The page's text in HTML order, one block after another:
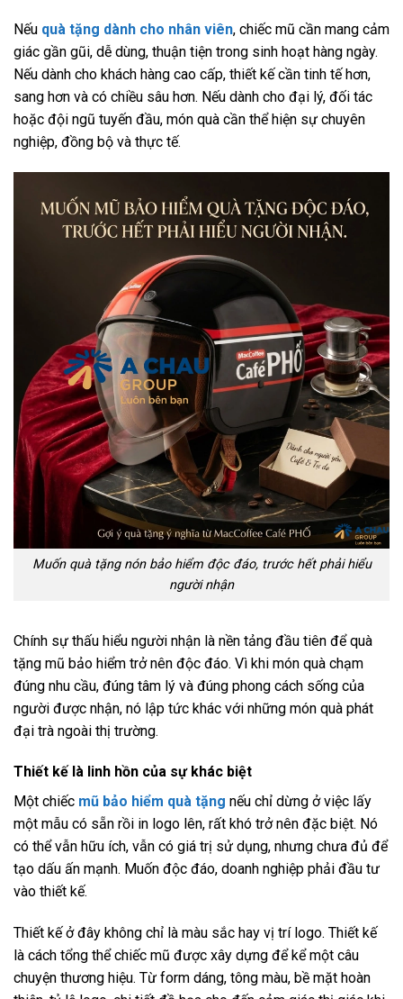
Nếu quà tặng dành cho nhân viên, chiếc mũ cần mang cảm
giác gần gũi, dễ dùng, thuận tiện trong sinh hoạt hàng ngày.
Nếu dành cho khách hàng cao cấp, thiết kế cần tinh tế hơn,
sang hơn và có chiều sâu hơn. Nếu dành cho đại lý, đối tác
hoặc đội ngũ tuyến đầu, món quà cần thể hiện sự chuyên
nghiệp, đồng bộ và thực tế.
Muốn quà tặng nón bảo hiểm độc đáo, trước hết phải hiểu
người nhận
Chính sự thấu hiểu người nhận là nền tảng đầu tiên để quà
tặng mũ bảo hiểm trở nên độc đáo. Vì khi món quà chạm
đúng nhu cầu, đúng tâm lý và đúng phong cách sống của
người được nhận, nó lập tức khác với những món quà phát
đại trà ngoài thị trường.
Thiết kế là linh hồn của sự khác biệt
Một chiếc mũ bảo hiểm quà tặng nếu chỉ dừng ở việc lấy
một mẫu có sẵn rồi in logo lên, rất khó trở nên đặc biệt. Nó
có thể vẫn hữu ích, vẫn có giá trị sử dụng, nhưng chưa đủ để
tạo dấu ấn mạnh. Muốn độc đáo, doanh nghiệp phải đầu tư
vào thiết kế.
Thiết kế ở đây không chỉ là màu sắc hay vị trí logo. Thiết kế
là cách tổng thể chiếc mũ được xây dựng để kể một câu
chuyện thương hiệu. Từ form dáng, tông màu, bề mặt hoàn